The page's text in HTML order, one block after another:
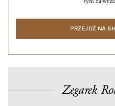
PRZEJDŹ NA
Zegarek